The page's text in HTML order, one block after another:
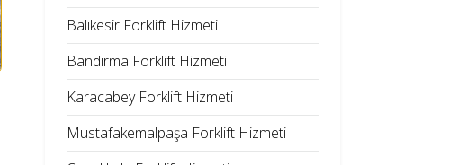
Balıkesir Forklift Hizmeti
Bandırma Forklift Hizmeti
Karacabey Forklift Hizmeti
Mustafakemalpaşa Forklift Hizmeti